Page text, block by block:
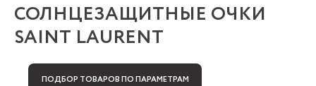
СОЛНЦЕЗАЩИТНЫЕ ОЧКИ
SAINT LAURENT
ПОДБОР ТОВАРОВ ПО ПАРАМЕТРАМ